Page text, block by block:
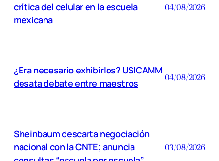
crítica del celular en la escuela
mexicana
04/08/2026
¿Era necesario exhibirlos? USICAMM
desata debate entre maestros
04/08/2026
Sheinbaum descarta negociación
nacional con la CNTE; anuncia
03/08/2026